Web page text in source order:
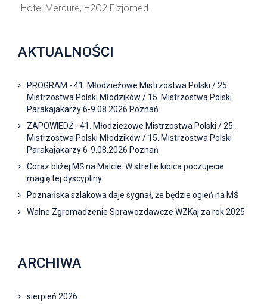
Hotel Mercure, H2O2 Fizjomed.
AKTUALNOŚCI
PROGRAM - 41. Młodzieżowe Mistrzostwa Polski / 25.
Mistrzostwa Polski Młodzików / 15. Mistrzostwa Polski
Parakajakarzy 6-9.08.2026 Poznań
ZAPOWIEDŹ - 41. Młodzieżowe Mistrzostwa Polski / 25.
Mistrzostwa Polski Młodzików / 15. Mistrzostwa Polski
Parakajakarzy 6-9.08.2026 Poznań
Coraz bliżej MŚ na Malcie. W strefie kibica poczujecie
magię tej dyscypliny
Poznańska szlakowa daje sygnał, że będzie ogień na MŚ
Walne Zgromadzenie Sprawozdawcze WZKaj za rok 2025
ARCHIWA
sierpień 2026